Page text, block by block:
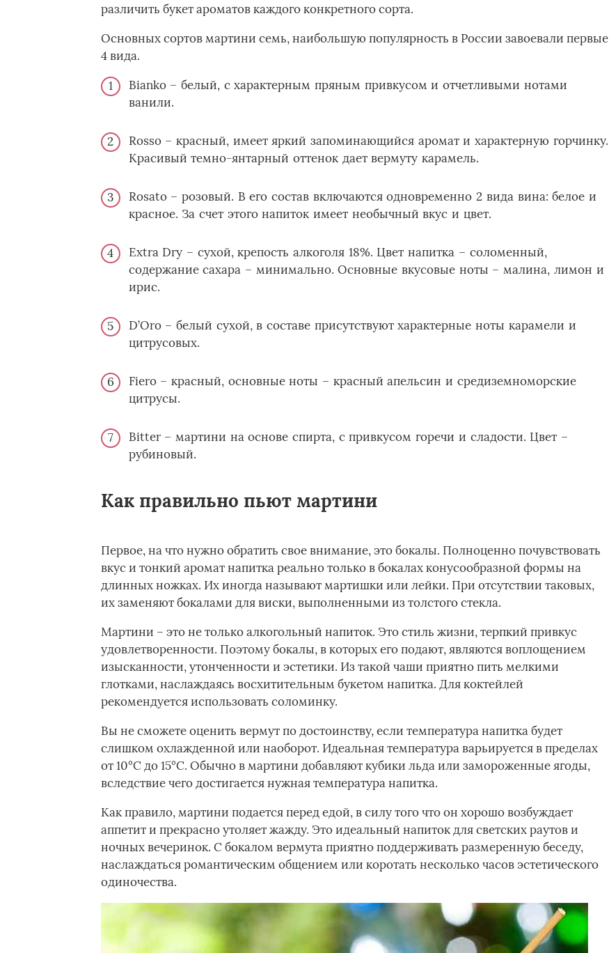
различить букет ароматов каждого конкретного сорта.­
Основных сортов мартини семь, наибольшую популярность в России завоевали первые
4 вида.­
Bianko – белый, с характерным пряным привкусом и отчетливыми нотами
ванили.
Rosso – красный, имеет яркий запоминающийся аромат и характерную горчинку.
Красивый темно-янтарный оттенок дает вермуту карамель.­
Rosato – розовый. В его состав включаются одновременно 2 вида вина: белое и
красное. За счет этого напиток имеет необычный вкус и цвет.­
Extra Dry – сухой, крепость алкоголя 18%. Цвет напитка – соломенный,
содержание сахара – минимально. Основные вкусовые ноты – малина, лимон и
ирис.­
D’Oro – белый сухой, в составе присутствуют характерные ноты карамели и
цитрусовых.­
Fiero – красный, основные ноты – красный апельсин и средиземноморские
цитрусы.­
Bitter – мартини на основе спирта, с привкусом горечи и сладости. Цвет –
рубиновый.­
Как правильно пьют мартини
Первое, на что нужно обратить свое внимание, это бокалы. Полноценно почувствовать
вкус и тонкий аромат напитка реально только в бокалах конусообразной формы на
длинных ножках. Их иногда называют мартишки или лейки. При отсутствии таковых,
их заменяют бокалами для виски, выполненными из толстого стекла.­
Мартини – это не только алкогольный напиток. Это стиль жизни, терпкий привкус
удовлетворенности. Поэтому бокалы, в которых его подают, являются воплощением
изысканности, утонченности и эстетики. Из такой чаши приятно пить мелкими
глотками, наслаждаясь восхитительным букетом напитка. Для коктейлей
рекомендуется использовать соломинку.­
Вы не сможете оценить вермут по достоинству, если температура напитка будет
слишком охлажденной или наоборот. Идеальная температура варьируется в пределах
от 10°С до 15°С. Обычно в мартини добавляют кубики льда или замороженные ягоды,
вследствие чего достигается нужная температура напитка.­
Как правило, мартини подается перед едой, в силу того что он хорошо возбуждает
аппетит и прекрасно утоляет жажду. Это идеальный напиток для светских раутов и
ночных вечеринок. С бокалом вермута приятно поддерживать размеренную беседу,
наслаждаться романтическим общением или коротать несколько часов эстетического
одиночества.­